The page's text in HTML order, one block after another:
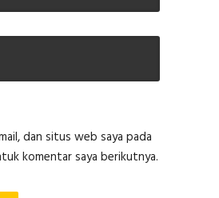
dan situs web saya pada
komentar saya berikutnya.